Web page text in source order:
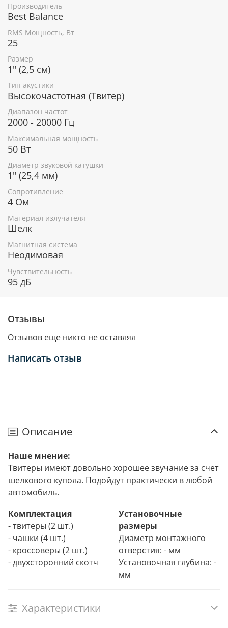
Производитель
Best Balance
RMS Мощность, Вт
25
Размер
1" (2,5 см)
Тип акустики
Высокочастотная (Твитер)
Диапазон частот
2000 - 20000 Гц
Максимальная мощность
50 Вт
Диаметр звуковой катушки
1" (25,4 мм)
Сопротивление
4 Ом
Материал излучателя
Шелк
Магнитная система
Неодимовая
Чувствительность
95 дБ
Отзывы
Отзывов еще никто не оставлял
Написать отзыв
Описание
Наше мнение:
Твитеры имеют довольно хорошее звучание за счет
шелкового купола. Подойдут практически в любой
автомобиль.
Комплектация
- твитеры (2 шт.)
- чашки (4 шт.)
- кроссоверы (2 шт.)
- двухсторонний скотч
Установочные
размеры
Диаметр монтажного
отверстия: - мм
Установочная глубина: -
мм
Характеристики